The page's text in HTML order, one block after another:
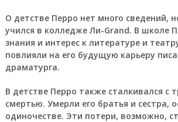
О детстве Перро нет много сведений,
учился в колледже Ли-Grand. В школе
знания и интерес к литературе и
повлияли на его будущую карьеру
драматурга.
В детстве Перро также сталкивался с
смертью. Умерли его братья и сестра,
одиночестве. Эти потери, возможно,